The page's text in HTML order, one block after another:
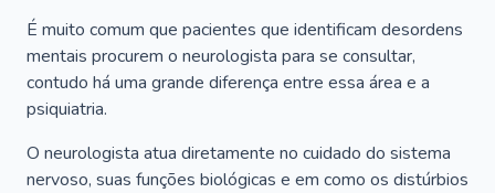
É muito comum que pacientes que identificam desordens
mentais procurem o neurologista para se consultar,
contudo há uma grande diferença entre essa área e a
psiquiatria.
O neurologista atua diretamente no cuidado do sistema
nervoso, suas funções biológicas e em como os distúrbios